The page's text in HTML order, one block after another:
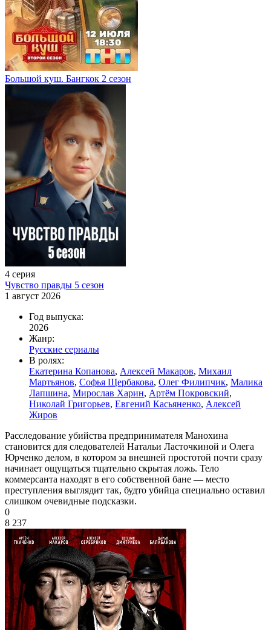
Большой куш. Бангкок 2 сезон
4 серия
Чувство правды 5 сезон
1 август 2026
Год выпуска:
2026
Жанр:
Русские сериалы
В ролях:
Екатерина Копанова, Алексей Макаров, Михаил
Мартьянов, Софья Щербакова, Олег Филипчик, Малика
Лапшина, Мирослав Харин, Артём Покровский,
Николай Григорьев, Евгений Касьяненко, Алексей
Жиров
Расследование убийства предпринимателя Манохина
становится для следователей Натальи Ласточкиной и Олега
Юрченко делом, в котором за внешней простотой почти сразу
начинает ощущаться тщательно скрытая ложь. Тело
коммерсанта находят в его собственной бане — место
преступления выглядит так, будто убийца специально оставил
слишком очевидные подсказки.
0
8 237